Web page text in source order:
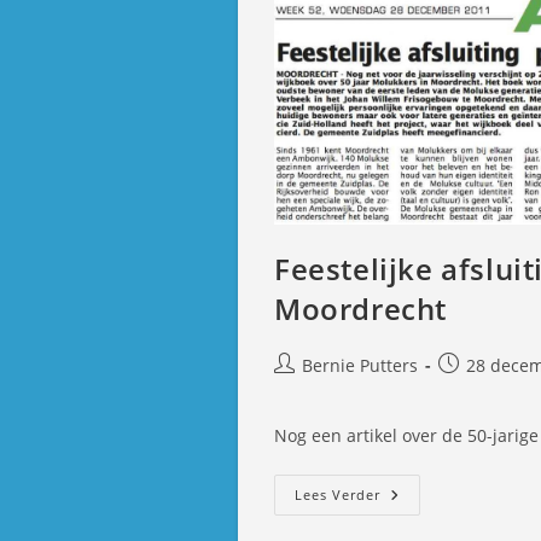
Feestelijke
Moordrecht
BerichtBernie Putters
Bericht
28
Nog een artikel over de 50-
Lees VerderFeestelijke